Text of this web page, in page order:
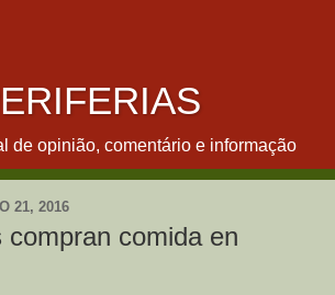
de opinião, comentário e informação
21, 2016
compran comida en